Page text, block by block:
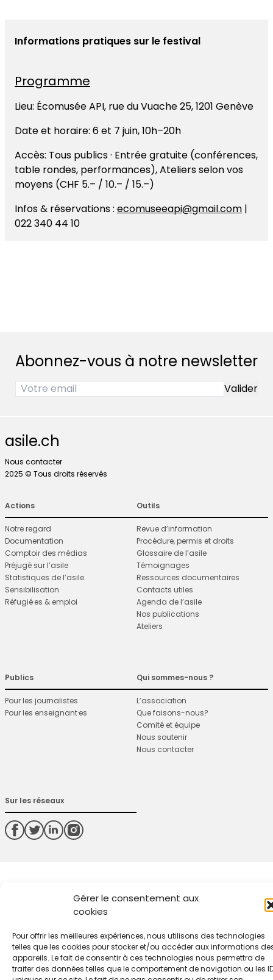
Gérer le consentement aux
cookies
Pour offrir les meilleures expériences, nous utilisons des technologies
telles que les cookies pour stocker et/ou accéder aux informations
appareils. Le fait de consentir à ces technologies nous permettra de
traiter des données telles que le comportement de navigation ou les
Informations pratiques sur le festival
Programme
Lieu: Écomusée API, rue du Vuache 25, 1201 Genève
Date et horaire: 6 et 7 juin, 10h–20h
Accès: Tous publics · Entrée gratuite (conférences,
table rondes, performances), Ateliers selon vos
moyens (CHF 5.– / 10.– / 15.–)
Infos & réservations : ecomuseeapi@gmail.com |
022 340 44 10
Abonnez-vous à notre newsletter
asile.ch
Nous contacter
2025 © Tous droits réservés
Actions
Notre regard
Documentation
Comptoir des médias
Préjugé sur l’asile
Statistiques de l’asile
Sensibilisation
Réfugié·es & emploi
Outils
Revue d’information
Procédure, permis et droits
Glossaire de l’asile
Témoignages
Ressources documentaires
Contacts utiles
Agenda de l’asile
Nos publications
Ateliers
Publics
Pour les journalistes
Pour les enseignant·es
Qui sommes-nous ?
L’association
Que faisons-nous?
Comité et équipe
Nous soutenir
Nous contacter
Sur les réseaux